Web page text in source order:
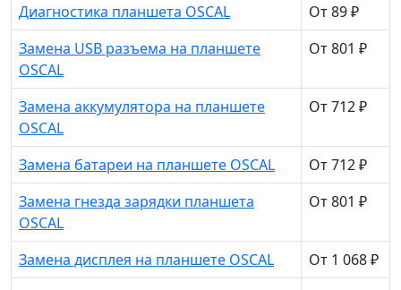
Диагностика планшета OSCAL
От 89 ₽
Замена USB разъема на планшете
OSCAL
От 801 ₽
Замена аккумулятора на планшете
OSCAL
От 712 ₽
Замена батареи на планшете OSCAL
От 712 ₽
Замена гнезда зарядки планшета
OSCAL
От 801 ₽
Замена дисплея на планшете OSCAL
От 1 068 ₽